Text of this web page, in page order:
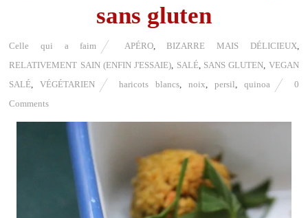
sans gluten
Celle qui a faim APÉRO,BIZARRE MAIS DÉLICIEUX
RELATIVEMENT SAIN (ENFIN J'ESSAIE) SALÉ, SANS GLUTEN VEGAN
SALÉ ,VÉGÉTARIEN haricots blancs noix persil quinoa
0
Comments